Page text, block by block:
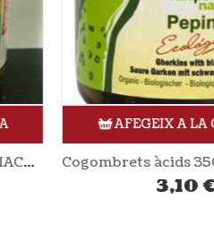
AFEGEIX A LA CISTELLA